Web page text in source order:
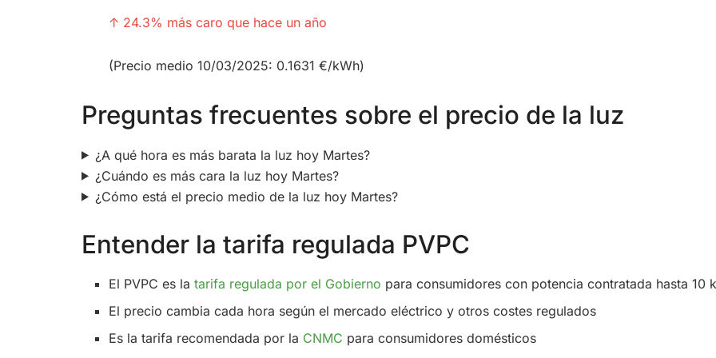
↑ 24.3% más caro que hace un año
(Precio medio 10/03/2025: 0.1631 €/kWh)
Preguntas frecuentes sobre el precio de la luz
¿A qué hora es más barata la luz hoy Martes?
¿Cuándo es más cara la luz hoy Martes?
¿Cómo está el precio medio de la luz hoy Martes?
Entender la tarifa regulada PVPC
El PVPC es latarifa regulada por el Gobierno para consumidores con potencia contratada hasta 10
El precio cambia cada hora según el mercado eléctrico y otros costes regulados
Es la tarifa recomendada por la CNMC para consumidores domésticos